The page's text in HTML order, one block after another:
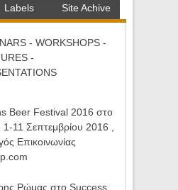
Labels Site Achive
- WORKSHOPS -
-
Beer Festival 2016 στο
1-11 Σεπτεμβρίου 2016 ,
Επικοινωνίας
Ρώμας στο Success